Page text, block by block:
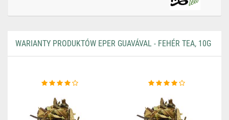
WARIANTY PRODUKTÓW EPER GUAVÁVAL - FEHÉR TEA, 10G